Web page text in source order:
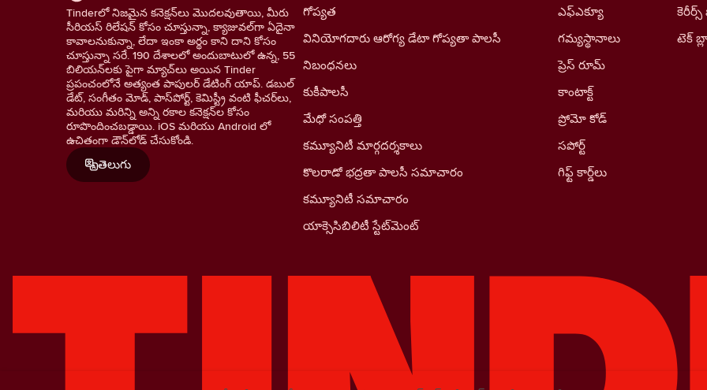
Tinderలో నిజమైన కనెక్షన్‌లు మొదలవుతాయి, మీరు
సీరియస్ రిలేషన్ కోసం చూస్తున్నా, క్యాజువల్‌గా ఏదైనా
కావాలనుకున్నా, లేదా ఇంకా అర్థం కాని దాని కోసం
చూస్తున్నా సరే. 190 దేశాలలో అందుబాటులో ఉన్న, 55
బిలియన్‌లకు పైగా మ్యాచ్‌లు అయిన Tinder
ప్రపంచంలోనే అత్యంత పాపులర్ డేటింగ్ యాప్. డబుల్
డేట్, సంగీతం మోడ్, పాస్‌పోర్ట్, కెమిస్ట్రీ వంటి ఫీచర్‌లు,
మరియు మరిన్ని అన్ని రకాల కనెక్షన్‌ల కోసం
రూపొందించబడ్డాయి. iOS మరియు Android లో
ఉచితంగా డౌన్‌లోడ్ చేసుకోండి.
తెలుగు
గోప్యత
వినియోగదారు ఆరోగ్య డేటా గోప్యతా పాలసీ
నిబంధనలు
కుకీపాలసీ
మేధో సంపత్తి
కమ్యూనిటీ మార్గదర్శకాలు
కొలరాడో భద్రతా పాలసీ సమాచారం
కమ్యూనిటీ సమాచారం
యాక్సెసిబిలిటీ స్టేట్‌మెంట్
కెరీర్స్
టెక్
ఎఫ్ఎక్యూ
గమ్యస్థానాలు
ప్రెస్ రూమ్
కాంటాక్ట్
ప్రోమో కోడ్
సపోర్ట్
గిఫ్ట్ కార్డ్‌లు